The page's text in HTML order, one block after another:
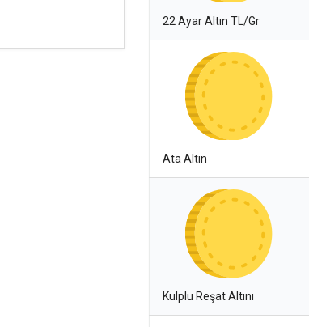
22 Ayar Altın TL/Gr
Ata Altın
Kulplu Reşat Altını